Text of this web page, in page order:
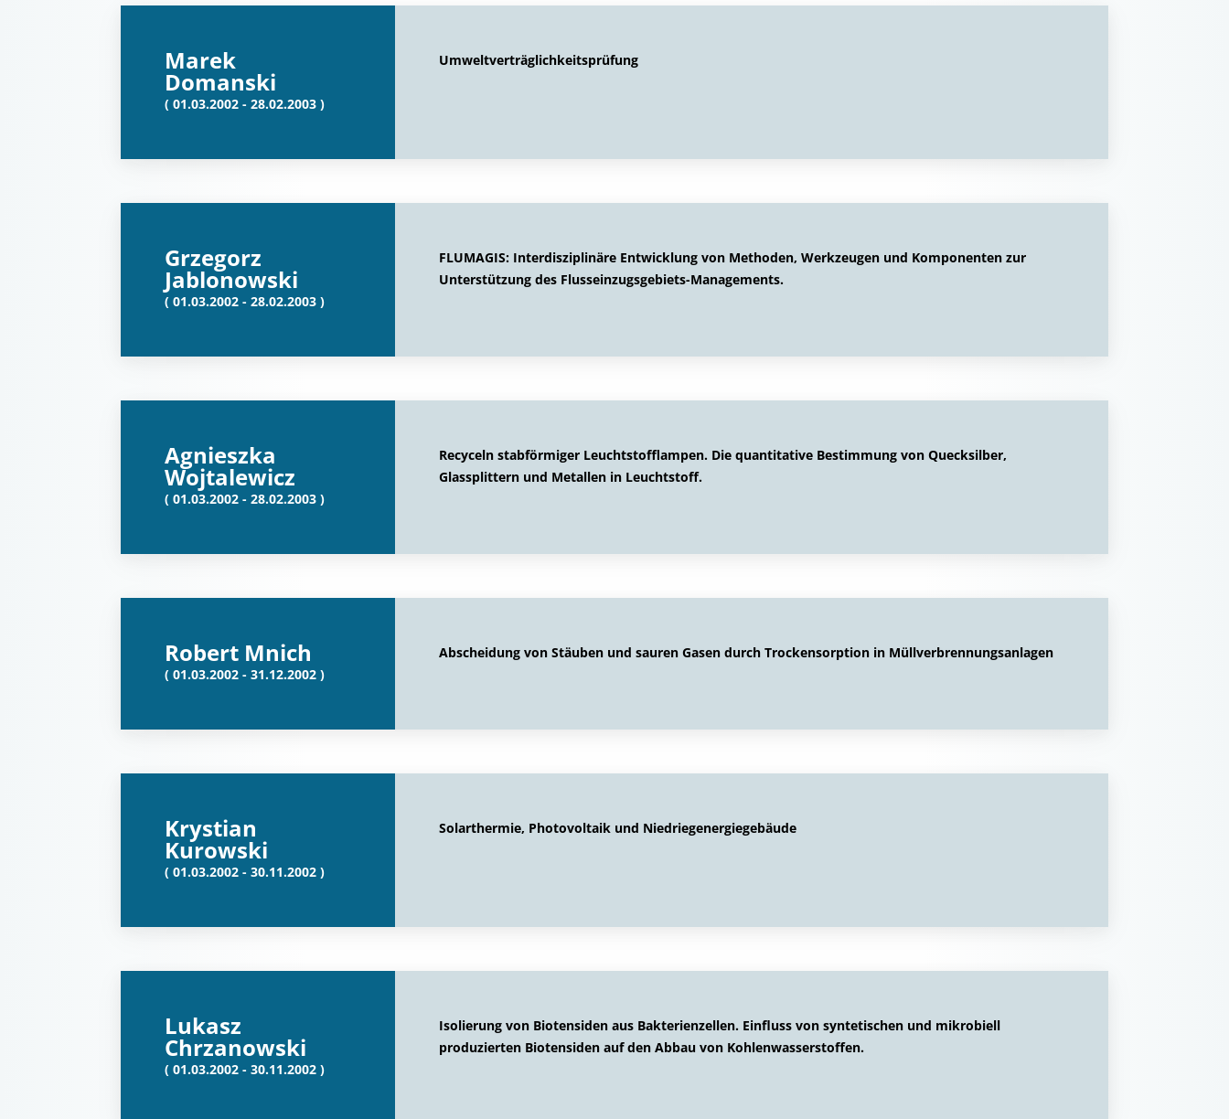
Marek
Domanski
( 01.03.2002 - 28.02.2003 )
Umweltverträglichkeitsprüfung
Grzegorz
Jablonowski
( 01.03.2002 - 28.02.2003 )
FLUMAGIS: Interdisziplinäre Entwicklung von Methoden, Werkzeugen und Komponenten zur
Unterstützung des Flusseinzugsgebiets-Managements.
Agnieszka
Wojtalewicz
( 01.03.2002 - 28.02.2003 )
Recyceln stabförmiger Leuchtstofflampen. Die quantitative Bestimmung von Quecksilber,
Glassplittern und Metallen in Leuchtstoff.
Robert Mnich
( 01.03.2002 - 31.12.2002 )
Abscheidung von Stäuben und sauren Gasen durch Trockensorption in Müllverbrennungsanlagen
Krystian
Kurowski
( 01.03.2002 - 30.11.2002 )
Solarthermie, Photovoltaik und Niedriegenergiegebäude
Lukasz
Chrzanowski
( 01.03.2002 - 30.11.2002 )
Isolierung von Biotensiden aus Bakterienzellen. Einfluss von syntetischen und mikrobiell
produzierten Biotensiden auf den Abbau von Kohlenwasserstoffen.